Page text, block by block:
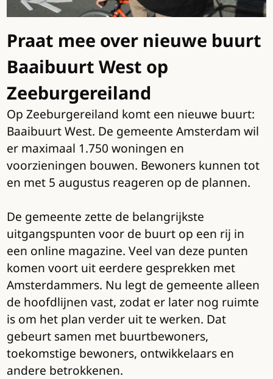
Praat mee over nieuwe buurt
Baaibuurt West op
Zeeburgereiland
Op Zeeburgereiland komt een nieuwe buurt:
Baaibuurt West. De gemeente Amsterdam wil
er maximaal 1.750 woningen en
voorzieningen bouwen. Bewoners kunnen tot
en met 5 augustus reageren op de plannen.
De gemeente zette de belangrijkste
uitgangspunten voor de buurt op een rij in
een online magazine. Veel van deze punten
komen voort uit eerdere gesprekken met
Amsterdammers. Nu legt de gemeente alleen
de hoofdlijnen vast, zodat er later nog ruimte
is om het plan verder uit te werken. Dat
gebeurt samen met buurtbewoners,
toekomstige bewoners, ontwikkelaars en
andere betrokkenen.